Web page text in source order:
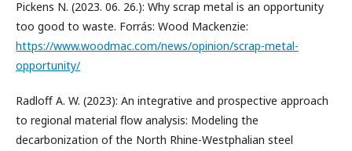
Pickens N. (2023. 06. 26.): Why scrap metal is an opportunity
too good to waste. Forrás: Wood Mackenzie:
https://www.woodmac.com/news/opinion/scrap-metal-
opportunity/
Radloﬀ A. W. (2023): An integrative and prospective approach
to regional material ﬂow analysis: Modeling the
decarbonization of the North Rhine-Westphalian steel